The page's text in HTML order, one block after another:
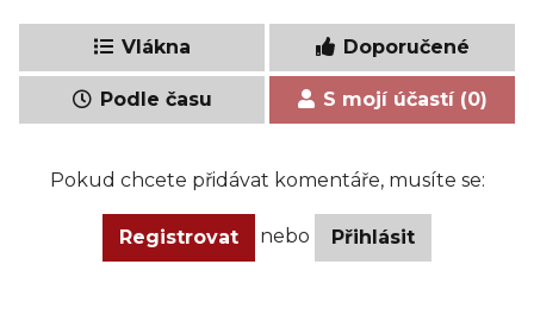
Vlákna Doporučené
Podle času S mojí účastí (0)
Pokud chcete přidávat komentáře, musíte se:
Registrovat nebo Přihlásit